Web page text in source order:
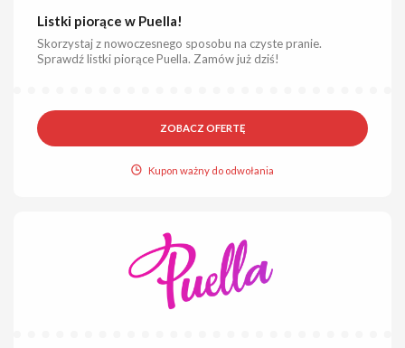
Listki piorące w Puella!
Skorzystaj z nowoczesnego sposobu na czyste pranie.
Sprawdź listki piorące Puella. Zamów już dziś!
ZOBACZ OFERTĘ
Kupon ważny do odwołania